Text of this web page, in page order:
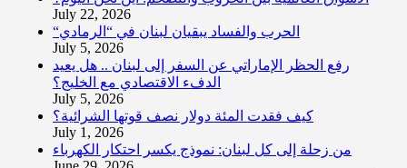
July 22, 2026
“الحرب والفساد يبقيان لبنان في “الرمادي
July 5, 2026
رفع الحظر الإماراتي عن السفر إلى لبنان .. هل يعيد
الدفء الاقتصادي مع الخليج؟
July 5, 2026
كيف فقدت المئة دولار نصف قوتها الشرائية؟
July 1, 2026
من زحلة إلى كل لبنان: نموذج يكسر احتكار الكهرباء